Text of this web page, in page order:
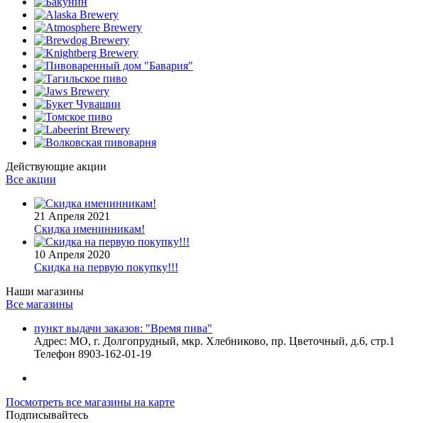
Действующие акции
Все акции
21 Апреля 2021
Скидка именинникам!
10 Апреля 2020
Скидка на первую покупку!!!
Наши магазины
Все магазины
пункт выдачи заказов: "Время пива"
Адрес: МО, г. Долгопрудный, мкр. Хлебниково, пр. Цветочный, д.6, стр.1
Телефон 8903-162-01-19
Посмотреть все магазины на карте
Подписывайтесь